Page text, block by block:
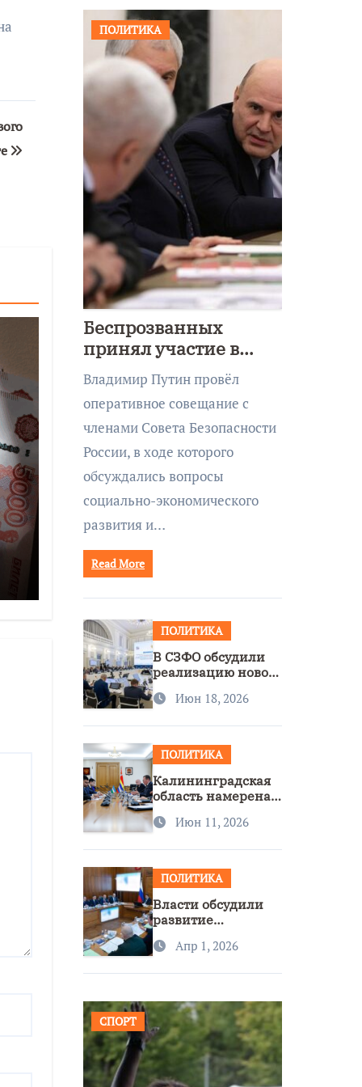
ПОЛИТИКА
Беспрозванных
принял участие в
совещании Совбеза
под руководством
Путина
Владимир Путин провёл
оперативное совещание с
членами Совета Безопасности
России, в ходе которого
обсуждались вопросы
социально-экономического
развития и…
Read More
ПОЛИТИКА
В СЗФО обсудили
реализацию новой
нацполитики
Июн 18, 2026
ПОЛИТИКА
Калининградская
область намерена
сотрудничество с
Июн 11, 2026
ПОЛИТИКА
Власти обсудили
развитие
доступность
Апр 1, 2026
СПОРТ